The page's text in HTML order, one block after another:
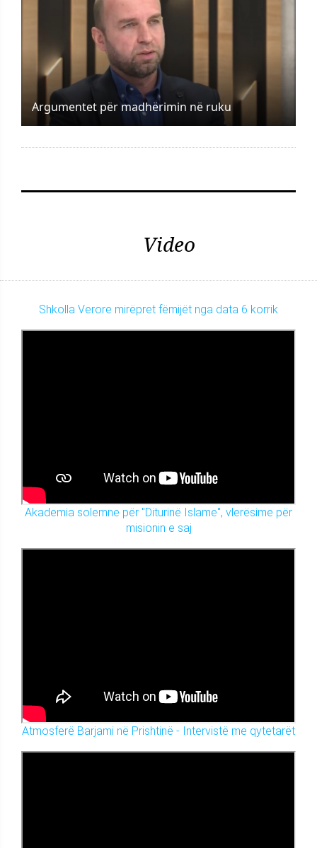
Argumentet për madhërimin në ruku
Video
Shkolla Verore mirëpret fëmijët nga data 6 korrik
Akademia solemne për "Diturinë Islame", vlerësime për
misionin e saj
Atmosferë Barjami në Prishtinë - Intervistë me qytetarët